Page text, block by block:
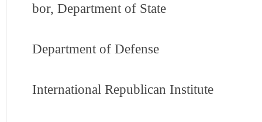
bor, Department of State
Department of Defense
International Republican Institute